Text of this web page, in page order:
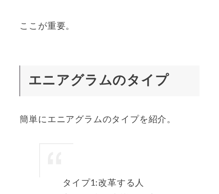
ここが重要。
エニアグラムのタイプ
簡単にエニアグラムのタイプを紹介。
タイプ1:改革する人